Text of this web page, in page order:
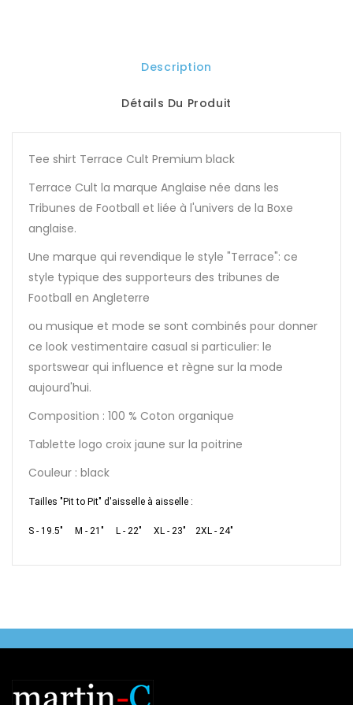
Description
Détails Du Produit
Tee shirt Terrace Cult Premium black
Terrace Cult la marque Anglaise née dans les
Tribunes de Football et liée à l'univers de la Boxe
anglaise.
Une marque qui revendique le style "Terrace": ce
style typique des supporteurs des tribunes de
Football en Angleterre
ou musique et mode se sont combinés pour donner
ce look vestimentaire casual si particulier: le
sportswear qui influence et règne sur la mode
aujourd'hui.
Composition : 100 % Coton organique
Tablette logo croix jaune sur la poitrine
Couleur : black
Tailles "Pit to Pit" d'aisselle à aisselle :
S - 19.5" M - 21" L - 22" XL - 23" 2XL - 24"